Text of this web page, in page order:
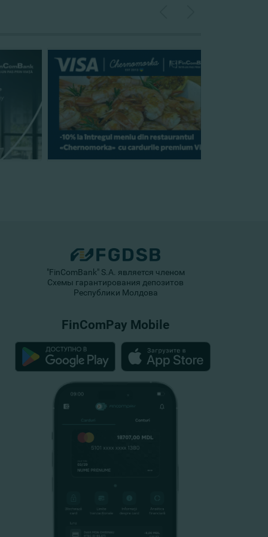
"FinComBank" S.A. является членом
Схемы гарантирования депозитов
Республики Молдова
FinComPay Mobile